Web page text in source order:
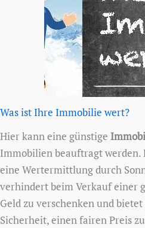
Was ist Ihre Immobilie wert?
Hier kann eine günstige
Immobilien beauftragt werden.
eine Wertermittlung durch
verhindert beim Verkauf einer
Geld zu verschenken und
Sicherheit, einen fairen Preis